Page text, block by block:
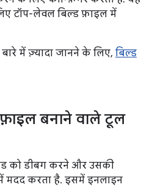
टॉप-लेवल बिल्ड फ़ाइल में
में ज़्यादा जानने के लिए, बिल्ड
बनाने वाले टूल
को डीबग करने और उसकी
मदद करता है. इसमें इनलाइन